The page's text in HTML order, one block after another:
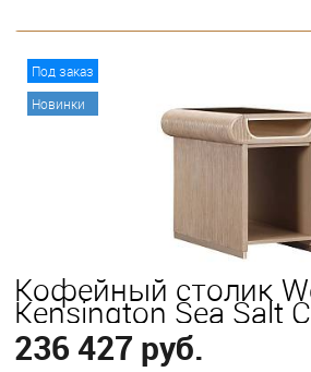
Под заказ
Новинки
Кофейный столик
Kensington Sea Salt
236 427 руб.